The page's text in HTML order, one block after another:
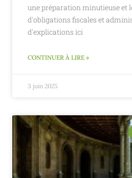
une préparation minutieuse et
d'obligations fiscales et
d'explications ici
CONTINUER À LIRE »
3 juin 2025